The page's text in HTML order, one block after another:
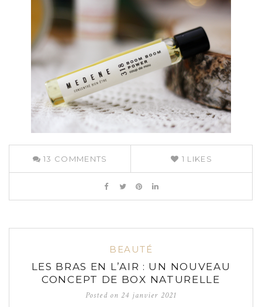
13 COMMENTS 1 LIKES
BEAUTÉ
LES BRAS EN L’AIR : UN NOUVEAU
CONCEPT DE BOX NATURELLE
Posted on24 janvier 2021